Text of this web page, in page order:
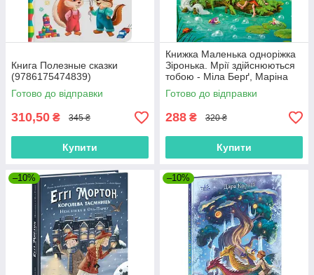
Книга Полезные сказки
(9786175474839)
Готово до відправки
310,50 ₴ 345 ₴
Купити
Книжка Маленька одноріжка
Зіронька. Мрії здійснюються
тобою - Міла Берґ, Маріна
Кремер (9786170959324)
Готово до відправки
288 ₴ 320 ₴
Купити
–10% –10%